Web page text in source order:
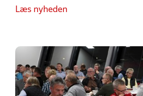
Læs nyheden